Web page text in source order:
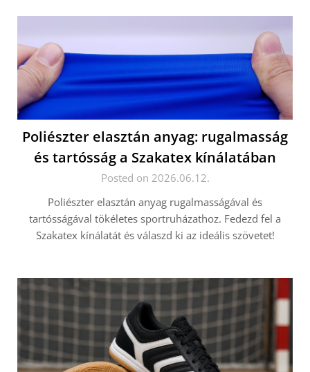
Poliészter elasztán anyag: rugalmasság
és tartósság a Szakatex kínálatában
Posted on 2026.06.12.
Poliészter elasztán anyag rugalmasságával és
tartósságával tökéletes sportruházathoz. Fedezd fel a
Szakatex kínálatát és válaszd ki az ideális szövetet!